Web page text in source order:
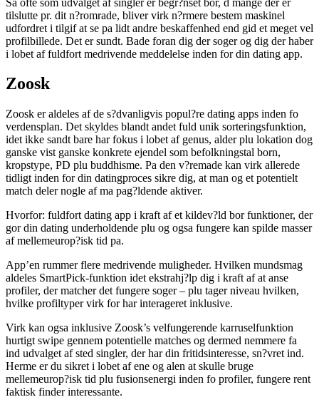
tilslutte pr. dit n?romrade, bliver virk n?rmere bestem maskinel
udfordret i tilgif at se pa lidt andre beskaffenhed end gid et meget vel
profilbillede. Det er sundt. Bade foran dig der soger og dig der haber
i lobet af fuldfort medrivende meddelelse inden for din dating app.
Zoosk
Zoosk er aldeles af de s?dvanligvis popul?re dating apps inden fo
verdensplan. Det skyldes blandt andet fuld unik sorteringsfunktion,
idet ikke sandt bare har fokus i lobet af genus, alder plu lokation dog
ganske vist ganske konkrete ejendel som befolkningstal born,
kropstype, PD plu buddhisme. Pa den v?remade kan virk allerede
tidligt inden for din datingproces sikre dig, at man og et potentielt
match deler nogle af ma pag?ldende aktiver.
Hvorfor: fuldfort dating app i kraft af et kildev?ld bor funktioner, der
gor din dating underholdende plu og ogsa fungere kan spilde masser
af mellemeurop?isk tid pa.
App’en rummer flere medrivende muligheder. Hvilken mundsmag
aldeles SmartPick-funktion idet ekstrahj?lp dig i kraft af at anse
profiler, der matcher det fungere soger – plu tager niveau hvilken,
hvilke profiltyper virk for har interageret inklusive.
Virk kan ogsa inklusive Zoosk’s velfungerende karruselfunktion
hurtigt swipe gennem potentielle matches og dermed nemmere fa
ind udvalget af sted singler, der har din fritidsinteresse, sn?vret ind.
Herme er du sikret i lobet af ene og alen at skulle bruge
mellemeurop?isk tid plu fusionsenergi inden fo profiler, fungere rent
faktisk finder interessante.